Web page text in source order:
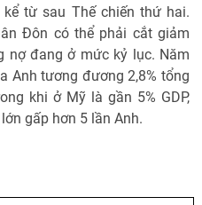
từ sau Thế chiến thứ hai.
Đôn có thể phải cắt giảm
nợ đang ở mức kỷ lục. Năm
Anh tương đương 2,8% tổng
khi ở Mỹ là gần 5% GDP,
gấp hơn 5 lần Anh.